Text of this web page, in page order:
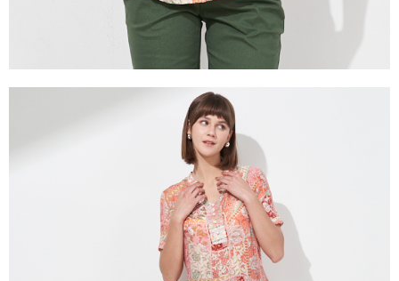
請求用戶進行身份認證。
５．嚴禁一人註冊多個帳號或使用他人資訊註冊。若發現惡意使用之情形，
恩沛科技股份有限公司將有權停止該用戶之使用額度並採取法律行動。